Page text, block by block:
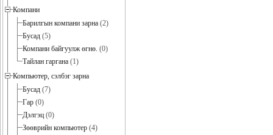
Компани
Барилгын компани зарна (2)
Бусад (5)
Компани байгуулж өгнө. (0)
Тайлан гаргана (1)
Компьютер, сэлбэг зарна
Бусад (7)
Гар (0)
Дэлгэц (0)
Зөөврийн компьютер (4)